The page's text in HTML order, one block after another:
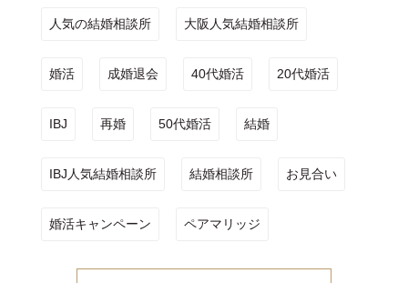
人気の結婚相談所 大阪人気結婚相談所
婚活 成婚退会 40代婚活 20代婚活
IBJ 再婚 50代婚活 結婚
IBJ人気結婚相談所 結婚相談所 お見合い
婚活キャンペーン ペアマリッジ